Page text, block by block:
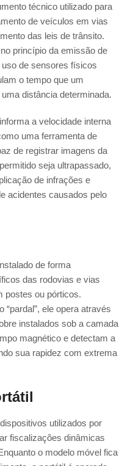
técnico utilizado para
de veículos em vias
das leis de trânsito.
princípio da emissão de
de sensores físicos
o tempo que um
distância determinada.
a velocidade interna
uma ferramenta de
de registrar imagens da
seja ultrapassado,
de infrações e
acidentes causados pelo
de forma
das rodovias e vias
postes ou pórticos.
ele opera através
instalados sob a camada
magnético e detectam a
sua rapidez com extrema
utilizados por
fiscalizações dinâmicas
o modelo móvel fica